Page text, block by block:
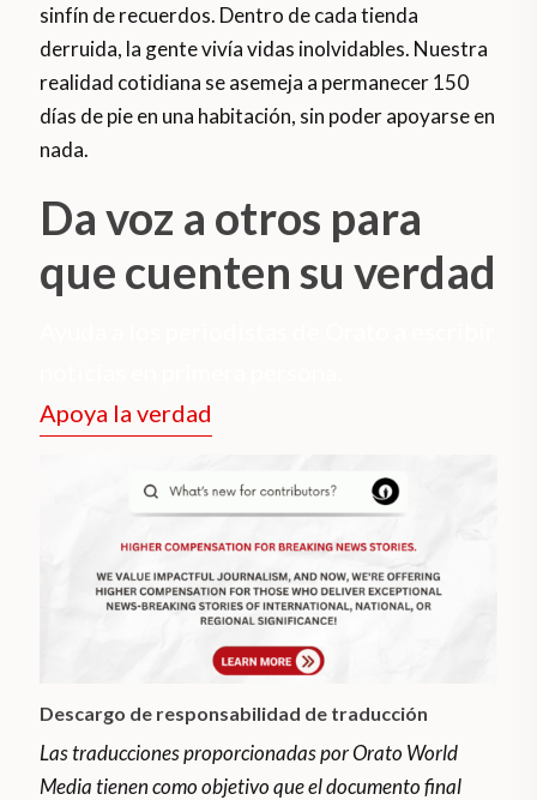
sinfín de recuerdos. Dentro de cada tienda
derruida, la gente vivía vidas inolvidables. Nuestra
realidad cotidiana se asemeja a permanecer 150
días de pie en una habitación, sin poder apoyarse en
nada.
Da voz a otros para
que cuenten su verdad
Apoya la verdad
Descargo de responsabilidad de traducción
Las traducciones proporcionadas por Orato World
Media tienen como objetivo que el documento final